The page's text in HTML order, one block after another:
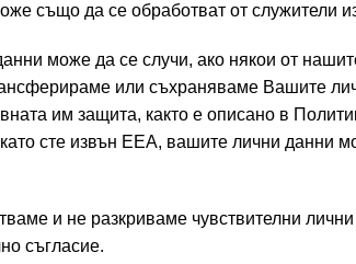
също да се обработват от служители
може да се случи, ако някои от
или съхраняваме Вашите
им защита, както е описано в
сте извън ЕЕА, вашите лични данни
и не разкриваме чувствителни лични
съгласие.